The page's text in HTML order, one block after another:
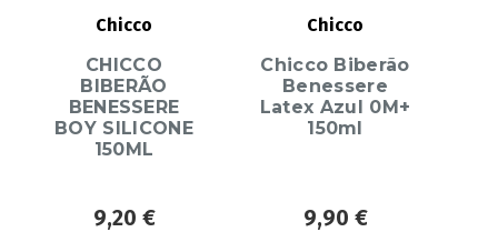
Chicco
CHICCO
BIBERÃO
BENESSERE
BOY SILICONE
150ML
9,20 €
Chicco
Chicco Biberão
Benessere
Latex Azul 0M+
150ml
9,90 €